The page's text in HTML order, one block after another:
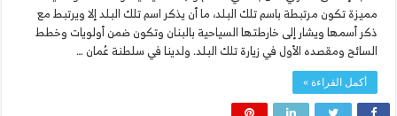
مميزة تكون مرتبطة باسم تلك البلد، ما أن يذكر اسم تلك البلد إلا ويرتبط مع
ذكر أسمها ويشار إلى خارطتها السياحية بالبنان وتكون ضمن أولويات وخطط
السائح ومقصده الأول في زيارة تلك البلد. ولدينا في سلطنة عُمان …
أكمل القراءة »